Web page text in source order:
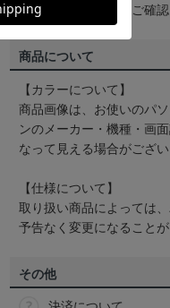
くは
をご確
商品について
【カラーについて】
商品画像は、お使いのパ
ンのメーカー・機種・画
なって見える場合がござ
【仕様について】
取り扱い商品によっては
予告なく変更になることが
その他